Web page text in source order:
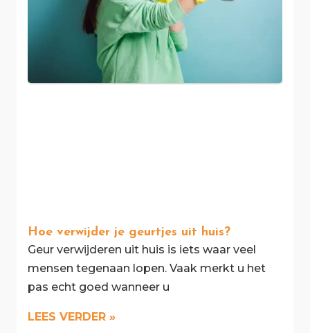
Hoe verwijder je geurtjes uit huis?
Geur verwijderen uit huis is iets waar veel
mensen tegenaan lopen. Vaak merkt u het
pas echt goed wanneer u
LEES VERDER »